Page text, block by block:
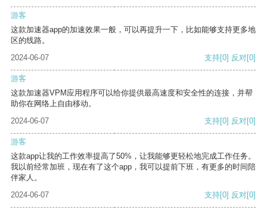
游客
这款加速器app的加速效果一般，可以再提升一下，比如能够支持更多地
区的线路。
2024-06-07
支持[0] 反对[0]
游客
这款加速器VPM应用程序可以给你提供最高速度和安全性的连接，并帮
助你在网络上自由移动。
2024-06-07
支持[0] 反对[0]
游客
这款app让我的工作效率提高了50%，让我能够更轻松地完成工作任务。
我以前经常加班，现在有了这个app，我可以提前下班，有更多的时间陪
伴家人。
2024-06-07
支持[0] 反对[0]